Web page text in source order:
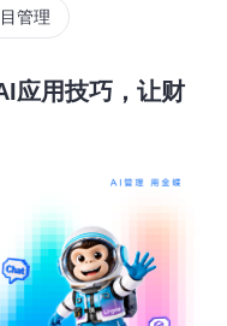
管理
应用技巧，让财